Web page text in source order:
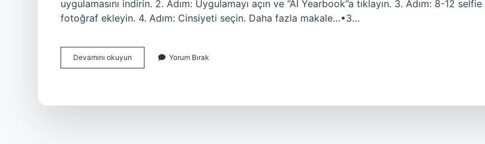
uygulamasını indirin. 2. Adım: Uygulamayı açın ve “AI Yearbook”a tıklayın. 3. Adım: 8-12 selfie
fotoğraf ekleyin. 4. Adım: Cinsiyeti seçin. Daha fazla makale…•3…
Devamını okuyun
Akımı
Yorum Bırak